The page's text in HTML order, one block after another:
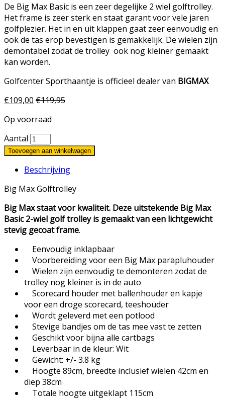
De Big Max Basic is een zeer degelijke 2 wiel golftrolley.
Het frame is zeer sterk en staat garant voor vele jaren
golfplezier. Het in en uit klappen gaat zeer eenvoudig en
ook de tas erop bevestigen is gemakkelijk. De wielen zijn
demontabel zodat de trolley ook nog kleiner gemaakt
kan worden.
Golfcenter Sporthaantje is officieel dealer van BIGMAX
€109,00 €119,95
Op voorraad
Aantal
Toevoegen aan winkelwagen
Beschrijving
Big Max Golftrolley
Big Max staat voor kwaliteit. Deze uitstekende Big Max
Basic 2-wiel golf trolley is gemaakt van een lichtgewicht
stevig gecoat frame.
Eenvoudig inklapbaar
Voorbereiding voor een Big Max parapluhouder
Wielen zijn eenvoudig te demonteren zodat de
trolley nog kleiner is in de auto
Scorecard houder met ballenhouder en kapje
voor een droge scorecard, teeshouder
Wordt geleverd met een potlood
Stevige bandjes om de tas mee vast te zetten
Geschikt voor bijna alle cartbags
Leverbaar in de kleur: Wit
Gewicht: +/- 3.8 kg
Hoogte 89cm, breedte inclusief wielen 42cm en
diep 38cm
Totale hoogte uitgeklapt 115cm